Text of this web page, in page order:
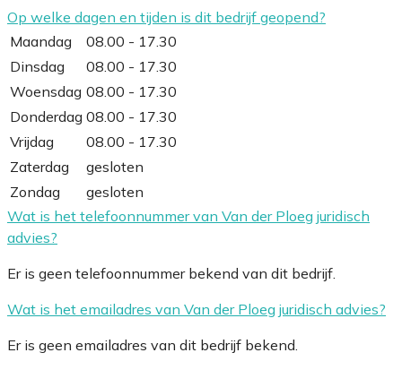
Op welke dagen en tijden is dit bedrijf geopend?
Maandag
08.00 - 17.30
Dinsdag
08.00 - 17.30
Woensdag 08.00 - 17.30
Donderdag 08.00 - 17.30
Vrijdag
08.00 - 17.30
Zaterdag
gesloten
Zondag
gesloten
Wat is het telefoonnummer van Van der Ploeg juridisch
advies?
Er is geen telefoonnummer bekend van dit bedrijf.
Wat is het emailadres van Van der Ploeg juridisch advies?
Er is geen emailadres van dit bedrijf bekend.